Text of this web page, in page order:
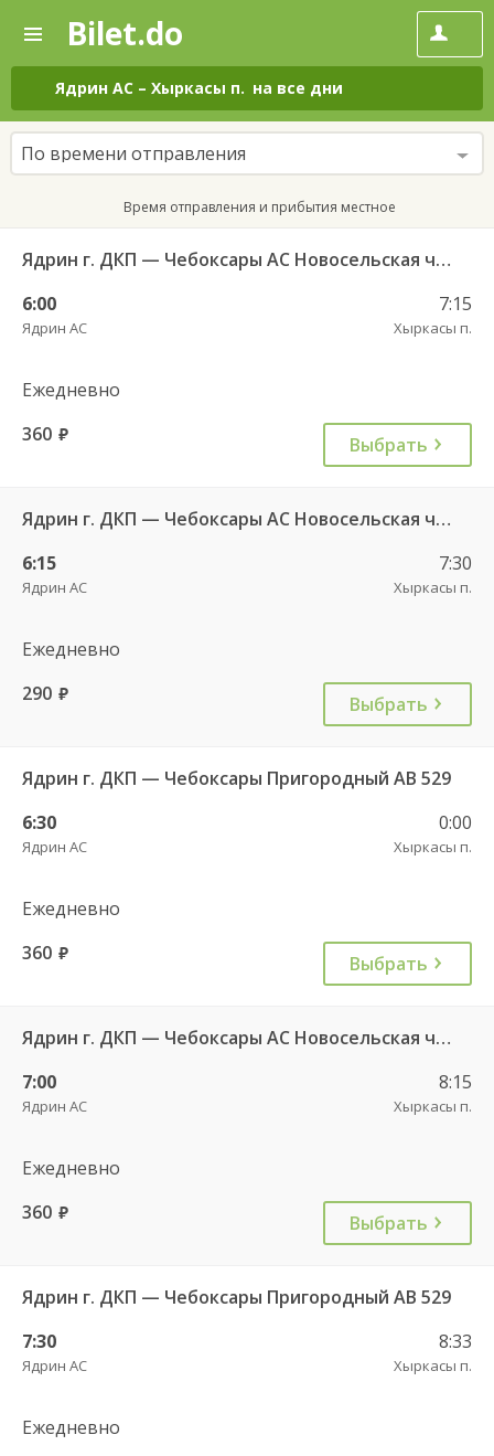
—
Поиск
и
покупка
билетов
на
автобус
онлайн
Bilet.do
Ядрин АС – Хыркасы п. на все дни
По времени отправления
Время отправления и прибытия местное
Ядрин г. ДКП — Чебоксары АС Новосельская ч/з Сареево д. 710
6:00
Ядрин АС
7:15
Хыркасы п.
Ежедневно
360 руб. Выбрать
Ядрин г. ДКП — Чебоксары АС Новосельская ч/з Персирланы д. 711
6:15
Ядрин АС
7:30
Хыркасы п.
Ежедневно
290 руб. Выбрать
Ядрин г. ДКП — Чебоксары Пригородный АВ 529
6:30
Ядрин АС
0:00
Хыркасы п.
Ежедневно
360 руб. Выбрать
Ядрин г. ДКП — Чебоксары АС Новосельская ч/з Сареево д. 710
7:00
Ядрин АС
8:15
Хыркасы п.
Ежедневно
360 руб. Выбрать
Ядрин г. ДКП — Чебоксары Пригородный АВ 529
7:30
Ядрин АС
8:33
Хыркасы п.
Ежедневно